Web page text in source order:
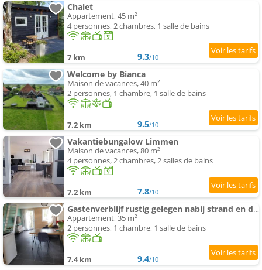
Chalet
Appartement, 45 m²
4 personnes, 2 chambres, 1 salle de bains
7 km 9.3/10
Welcome by Bianca
Maison de vacances, 40 m²
2 personnes, 1 chambre, 1 salle de bains
7.2 km 9.5/10
Vakantiebungalow Limmen
Maison de vacances, 80 m²
4 personnes, 2 chambres, 2 salles de bains
7.2 km 7.8/10
Gastenverblijf rustig gelegen nabij strand en duin
Appartement, 35 m²
2 personnes, 1 chambre, 1 salle de bains
7.4 km 9.4/10